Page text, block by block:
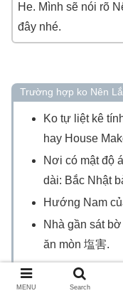
He. Mình sẽ nói rõ
đây nhé.
Trường hợp ko Nên
Ko tự liệt kê
hay House
Nơi có mật độ
dài: Bắc Nhật
Hướng Nam
Nhà gần sát
ăn mòn 塩害.
MENU Search